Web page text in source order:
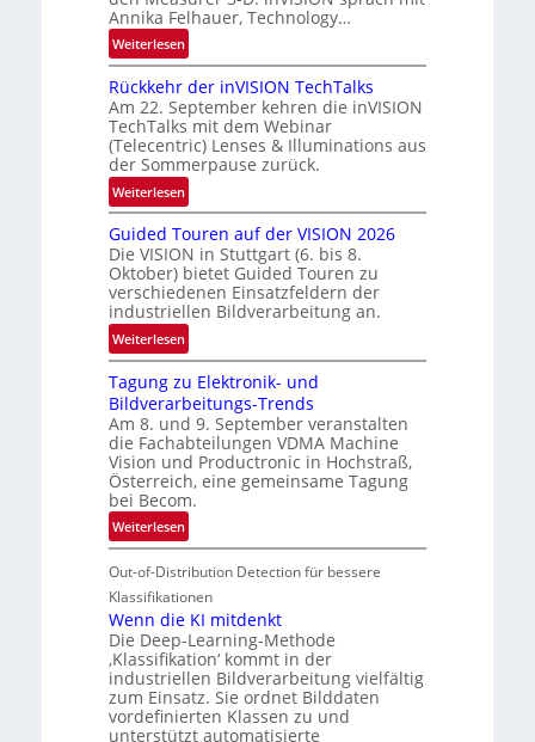
e
Annika Felhauer, Technology…
Weiterlesen:
U
n
b
e
g
r
e
z
t
e
M
ö
g
l
i
c
h
k
e
t
e
Rückkehr der inVISION TechTalks
Am 22. September kehren die inVISION
TechTalks mit dem Webinar
(Telecentric) Lenses & Illuminations aus
der Sommerpause zurück.
Weiterlesen:
R
ü
c
k
k
e
h
d
e
r
i
n
V
I
S
I
O
N
T
e
c
h
T
Guided Touren auf der VISION 2026
Die VISION in Stuttgart (6. bis 8.
Oktober) bietet Guided Touren zu
verschiedenen Einsatzfeldern der
industriellen Bildverarbeitung an.
Weiterlesen:
G
u
i
d
e
d
T
o
u
r
n
a
u
d
e
Tagung zu Elektronik- und
Bildverarbeitungs-Trends
Am 8. und 9. September veranstalten
die Fachabteilungen VDMA Machine
Vision und Productronic in Hochstraß,
Österreich, eine gemeinsame Tagung
bei Becom.
Weiterlesen:
T
a
g
u
n
g
z
u
E
Out-of-Distribution Detection für bessere
Klassifikationen
Wenn die KI mitdenkt
Die Deep-Learning-Methode
‚Klassifikation‘ kommt in der
industriellen Bildverarbeitung vielfältig
zum Einsatz. Sie ordnet Bilddaten
vordefinierten Klassen zu und
unterstützt automatisierte